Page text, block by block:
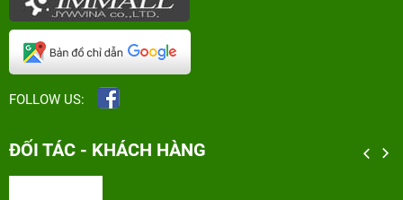
FOLLOW US:
ĐỐI TÁC - KHÁCH HÀNG